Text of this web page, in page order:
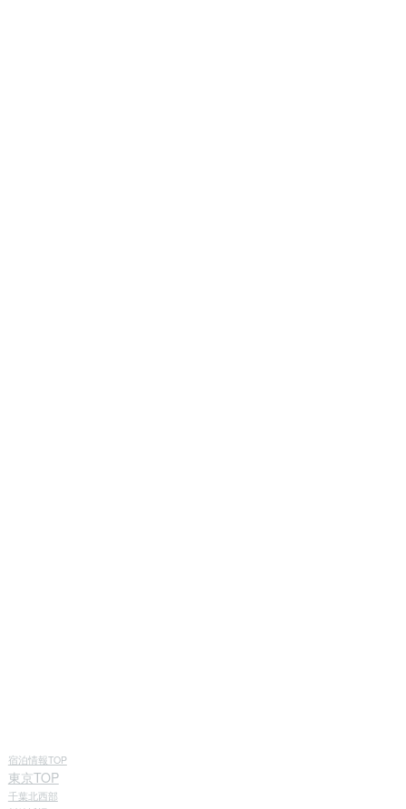
宿泊情報TOP
東京TOP
千葉北西部